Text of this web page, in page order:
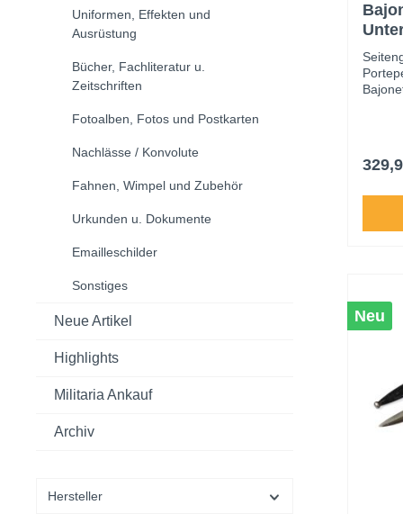
Uniformen, Effekten und
Ausrüstung
Bücher, Fachliteratur u.
Zeitschriften
Fotoalben, Fotos und Postkarten
Nachlässe / Konvolute
Fahnen, Wimpel und Zubehör
Urkunden u. Dokumente
Emailleschilder
Sonstiges
Neue Artikel
Highlights
Militaria Ankauf
Archiv
Hersteller
M95
des
eine
durch
Neu